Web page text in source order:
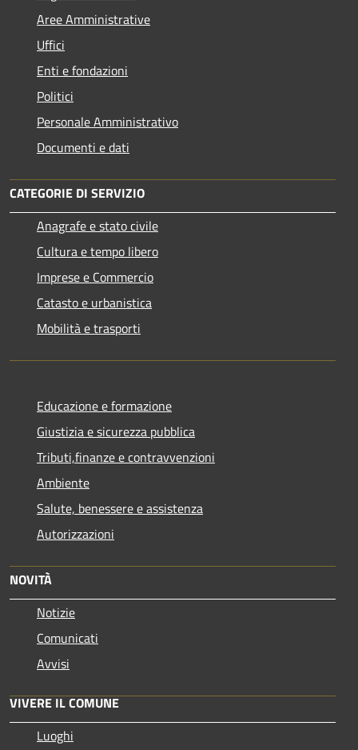
Aree Amministrative
Uffici
Enti e fondazioni
Politici
Personale Amministrativo
Documenti e dati
CATEGORIE DI SERVIZIO
Anagrafe e stato civile
Cultura e tempo libero
Imprese e Commercio
Catasto e urbanistica
Mobilità e trasporti
Educazione e formazione
Giustizia e sicurezza pubblica
Tributi,finanze e contravvenzioni
Ambiente
Salute, benessere e assistenza
Autorizzazioni
NOVITÀ
Notizie
Comunicati
Avvisi
VIVERE IL COMUNE
Luoghi